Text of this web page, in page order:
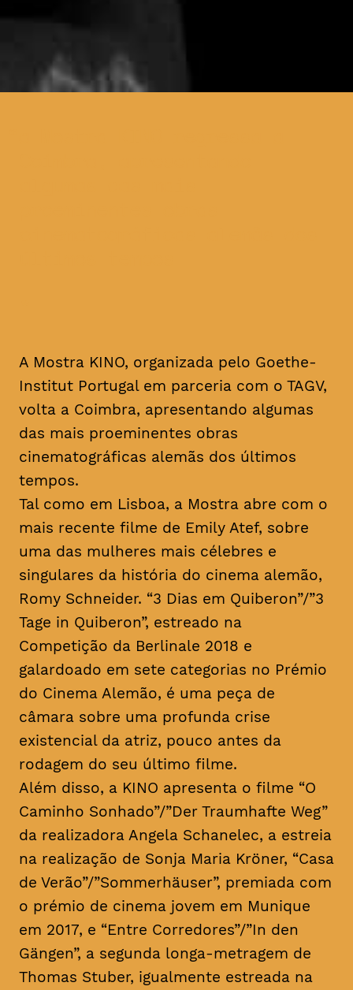
A Mostra KINO, organizada pelo Goethe-
Institut Portugal em parceria com o TAGV,
volta a Coimbra, apresentando algumas
das mais proeminentes obras
cinematográficas alemãs dos últimos
tempos.
Tal como em Lisboa, a Mostra abre com o
mais recente filme de Emily Atef, sobre
uma das mulheres mais célebres e
singulares da história do cinema alemão,
Romy Schneider. “3 Dias em Quiberon”/”3
Tage in Quiberon”, estreado na
Competição da Berlinale 2018 e
galardoado em sete categorias no Prémio
do Cinema Alemão, é uma peça de
câmara sobre uma profunda crise
existencial da atriz, pouco antes da
rodagem do seu último filme.
Além disso, a KINO apresenta o filme “O
Caminho Sonhado”/”Der Traumhafte Weg”
da realizadora Angela Schanelec, a estreia
na realização de Sonja Maria Kröner, “Casa
de Verão”/”Sommerhäuser”, premiada com
o prémio de cinema jovem em Munique
em 2017, e “Entre Corredores”/”In den
Gängen”, a segunda longa-metragem de
Thomas Stuber, igualmente estreada na